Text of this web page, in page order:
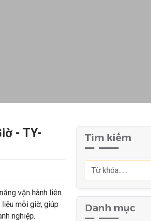
- TY-
vận hành liên
mỗi giờ, giúp
nghiệp.
Tìm kiếm
Danh mục